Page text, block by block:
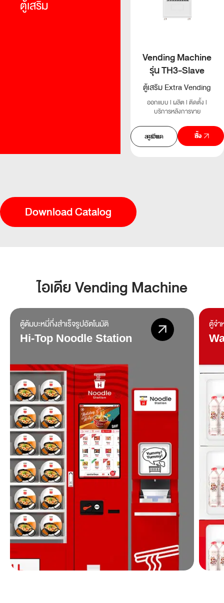
ตู้เสริม
Vending Machine
รุ่น TH3-Slave
ตู้เสริม Extra Vending
ออกแบบ l ผลิต l ติดตั้ง l
บริการหลังการขาย
ดูรายละเอียด สั่งซื้อ
Download Catalog
ไอเดีย Vending Machine
ตู้ต้มบะหมี่กึ่งสำเร็จรูปอัตโนมัติ
Hi-Top Noodle Station
ตู้จำ